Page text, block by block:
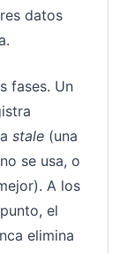
datos
fases. Un
stale (una
se usa, o
A los
el
elimina